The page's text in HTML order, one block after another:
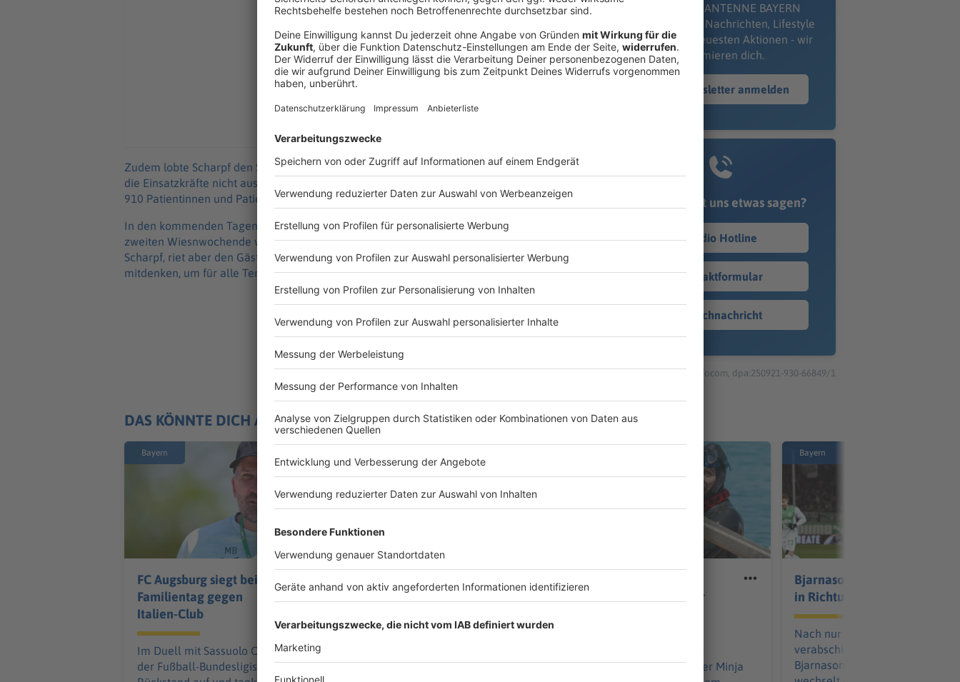
Zudem lobte Scharpf den Sanitätsdienst: Trotz einer großen Anzahl von Fällen hätten sich
die Einsatzkräfte nicht aus der Ruhe bringen lassen. Die Aicher Ambulanz berichtete von
910 Patientinnen und Patienten allein am ersten Tag - Rekord.
In den kommenden Tagen soll es deutlich kühler werden in der Landeshauptstadt. Am
zweiten Wiesnwochende werde das Wetter laut Vorhersage aber wieder besser, sagte
Scharpf, riet aber den Gästen dennoch: «Einen Janker oder eine Strickjacke sollte man
mitdenken, um für alle Temperaturen gewappnet zu sein.»
kostenlosen ANTENNE BAYERN
Newsletter. Ob Nachrichten, Lifestyle
oder unsere neuesten Aktionen - wir
informieren dich.
Zum Newsletter anmelden
Du möchtest uns etwas sagen?
Studio Hotline
Kontaktformular
Sprachnachricht
© dpa-infocom, dpa:250921-930-66849/1
DAS KÖNNTE DICH AUCH INTERESSIEREN
Bayern
FC Augsburg siegt beim
Familientag gegen
Italien-Club
Im Duell mit Sassuolo Calcio holt
der Fußball-Bundesligist einen 0:2-
Senioren-Wohnanlage
wegen Feuer evakuiert
In einer Wohnanlage für ältere
Dachgeschoss. Die Senioren
Apnoetaucher kurz vor
ohnmächtig: Apnoetaucher Minja
Bayern
Bjarnason verlässt Fürth
in Richtung Dänemark
Nach nur einer Saison
verabschiedet sich Brynjar Ingi
Bjarnason bei Greuther Fürth